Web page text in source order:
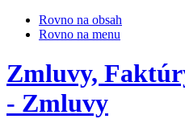
Rovno na obsah
Rovno na menu
Zmluvy,
- Zmluvy